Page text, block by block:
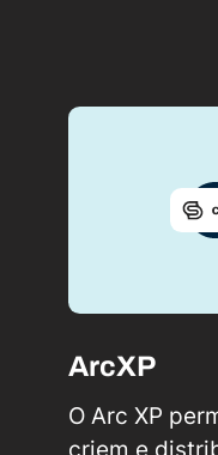
ArcXP
O Arc XP
criem e